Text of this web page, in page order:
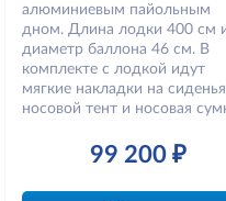
алюминиевым пайольным
дном. Длина лодки 400 см
диаметр баллона 46 см. В
комплекте с лодкой идут
мягкие накладки на
носовой тент и носовая
99 200 ₽